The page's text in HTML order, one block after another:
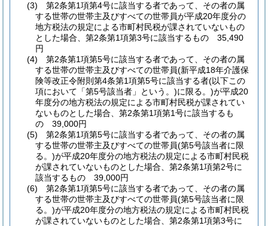
(3)
第2条第1項第4号に該当する者であって、その者の属
する世帯の世帯主及びすべての世帯員が平成20年度分の
地方税法の規定による市町村民税が課されていないもの
とした場合、第2条第1項第3号に該当するもの 35,490
円
(4)
第2条第1項第5号に該当する者であって、その者の属
する世帯の世帯主及びすべての世帯員(新平成18年介護保
険等改正令附則第4条第1項第5号に該当する者(以下この
項において「第5号該当者」という。)に限る。)が平成20
年度分の地方税法の規定による市町村民税が課されてい
ないものとした場合、第2条第1項第1号に該当するも
の 39,000円
(5)
第2条第1項第5号に該当する者であって、その者の属
する世帯の世帯主及びすべての世帯員(第5号該当者に限
る。)が平成20年度分の地方税法の規定による市町村民税
が課されていないものとした場合、第2条第1項第2号に
該当するもの 39,000円
(6)
第2条第1項第5号に該当する者であって、その者の属
する世帯の世帯主及びすべての世帯員(第5号該当者に限
る。)が平成20年度分の地方税法の規定による市町村民税
が課されていないものとした場合、第2条第1項第3号に